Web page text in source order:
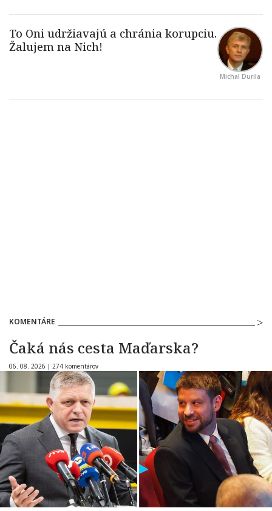
Michal Durila
KOMENTÁRE
Čaká nás cesta Maďarska?
06. 08. 2026 | 274 komentárov